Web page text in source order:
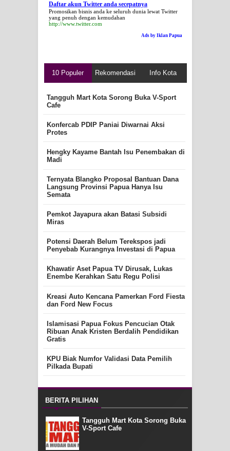
Daftar akun Twitter anda secepatnya
Promosikan bisnis anda ke seluruh dunia lewat Twitter
yang penuh dengan kemudahan
http://www.twitter.com
Ads by Iklan Papua
10 Populer Rekomendasi Info Kota
Tangguh Mart Kota Sorong Buka V-Sport
Cafe
Konfercab PDIP Paniai Diwarnai Aksi
Protes
Hengky Kayame Bantah Isu Penembakan di
Madi
Ternyata Blangko Proposal Bantuan Dana
Langsung Provinsi Papua Hanya Isu
Semata
Pemkot Jayapura akan Batasi Subsidi
Miras
Potensi Daerah Belum Terekspos jadi
Penyebab Kurangnya Investasi di Papua
Khawatir Aset Papua TV Dirusak, Lukas
Enembe Kerahkan Satu Regu Polisi
Kreasi Auto Kencana Pamerkan Ford Fiesta
dan Ford New Focus
Islamisasi Papua Fokus Pencucian Otak
Ribuan Anak Kristen Berdalih Pendidikan
Gratis
KPU Biak Numfor Validasi Data Pemilih
Pilkada Bupati
BERITA PILIHAN
Tangguh Mart Kota Sorong Buka
V-Sport Cafe